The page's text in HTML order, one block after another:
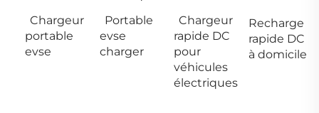
Chargeur
portable
evse
Portable
evse
charger
Chargeur
rapide DC
pour
véhicules
électriques
Recharge
rapide DC
à domicile